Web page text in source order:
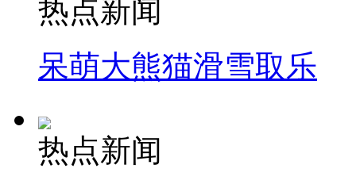
热点新闻
呆萌大熊猫滑雪取乐
热点新闻